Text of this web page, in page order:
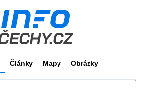
Články Mapy Obrázky